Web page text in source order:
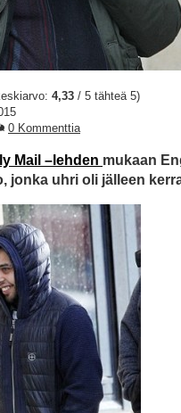
4,33 / 5 tähteä 5)
0 Kommenttia
Mail –lehden mukaan
jonka uhri oli jälleen